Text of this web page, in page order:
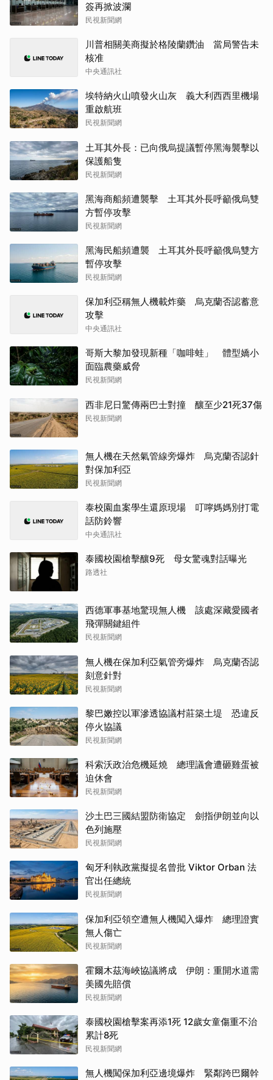
簽再掀波瀾
民視新聞網
川普相關美商擬於格陵蘭鑽油 當局警告未
核准
中央通訊社
埃特納火山噴發火山灰 義大利西西里機場
重啟航班
民視新聞網
土耳其外長：已向俄烏提議暫停黑海襲擊以
保護船隻
民視新聞網
黑海商船頻遭襲擊 土耳其外長呼籲俄烏雙
方暫停攻擊
民視新聞網
黑海民船頻遭襲 土耳其外長呼籲俄烏雙方
暫停攻擊
民視新聞網
保加利亞稱無人機載炸藥 烏克蘭否認蓄意
攻擊
中央通訊社
哥斯大黎加發現新種「咖啡蛙」 體型嬌小
面臨農藥威脅
民視新聞網
西非尼日驚傳兩巴士對撞 釀至少21死37傷
民視新聞網
無人機在天然氣管線旁爆炸 烏克蘭否認針
對保加利亞
民視新聞網
泰校園血案學生還原現場 叮嚀媽媽別打電
話防鈴響
中央通訊社
泰國校園槍擊釀9死 母女驚魂對話曝光
路透社
西德軍事基地驚現無人機 該處深藏愛國者
飛彈關鍵組件
民視新聞網
無人機在保加利亞氣管旁爆炸 烏克蘭否認
刻意針對
民視新聞網
黎巴嫩控以軍滲透協議村莊築土堤 恐違反
停火協議
民視新聞網
科索沃政治危機延燒 總理議會遭砸雞蛋被
迫休會
民視新聞網
沙土巴三國結盟防衛協定 劍指伊朗並向以
色列施壓
民視新聞網
匈牙利執政黨擬提名曾批 Viktor Orban 法
官出任總統
民視新聞網
保加利亞領空遭無人機闖入爆炸 總理證實
無人傷亡
民視新聞網
霍爾木茲海峽協議將成 伊朗：重開水道需
美國先賠償
民視新聞網
泰國校園槍擊案再添1死 12歲女童傷重不治
累計8死
民視新聞網
無人機闖保加利亞邊境爆炸 緊鄰跨巴爾幹